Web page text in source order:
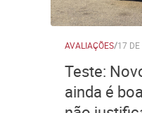
AVALIAÇÕES/17
Teste:
ainda é